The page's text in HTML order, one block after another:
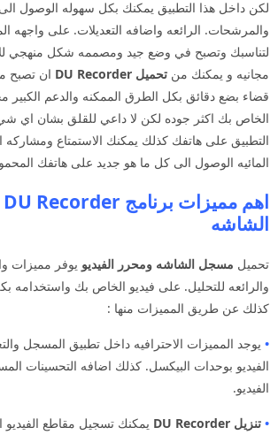
لكن داخل هذا التطبيق يمكنك بكل سهوله الوصول الى
والمرشحات. الرائعه واضافه التعديلات. على واجهه
لتناسبك وتصبح في وضع جيد ومصممه شكل منهجي
مجانيه و يمكنك من تحميل DU Recorder
ان تصبح
قضاء بضع دقائق بكل الطرق الممكنه والدعم الكبير
الخاص بك اكثر جوده لكن لا داعي للقلق بشان اي
التطبيق على هاتفك كذلك يمكنك الاستمتاع ومشاركه
المائيه الوصول الى كل ما هو جديد على هاتفك
الشاشه
تحميل مسجل الشاشه ومحرر الفيديو يوفر مميزات
والرائعه للتحليل. على فيديو الخاص بك واستخدامه
كذلك عن طريق المميزات منها :
• يوجد المميزات الاحترافيه داخل تطبيق المسجل
الفيديو بوحدات البيكسل. كذلك اضافه التحسينات
الفيديو.
• تنزيل DU Recorder
يمكنك تسجيل مقاطع